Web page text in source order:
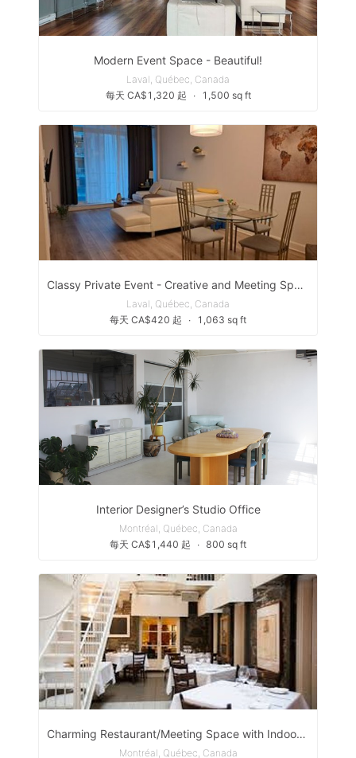
Modern Event Space - Beautiful!
Laval, Québec, Canada
每天 CA$1,320 起
∙ 1,500 sq ft
Classy Private Event - Creative and Meeting Space - all in one!
Laval, Québec, Canada
每天 CA$420 起
∙ 1,063 sq ft
Interior Designer’s Studio Office
Montréal, Québec, Canada
每天 CA$1,440 起
∙ 800 sq ft
Charming Restaurant/Meeting Space with Indoor Courtyard
Montréal, Québec, Canada